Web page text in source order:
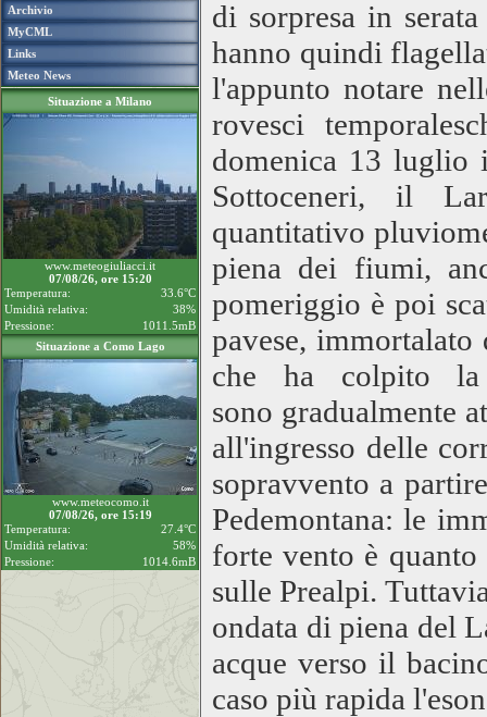
Archivio
MyCML
Links
Meteo News
Situazione a Milano
www.meteogiuliacci.it
07/08/26, ore 15:20
Temperatura:
33.6°C
Umidità relativa:
38%
Pressione:
1011.5mB
Situazione a Como Lago
www.meteocomo.it
07/08/26, ore 15:19
Temperatura:
27.4°C
Umidità relativa:
58%
Pressione:
1014.6mB
di sorpresa in
hanno quindi
l'appunto notare
rovesci
domenica 13 luglio
Sottoceneri, il
quantitativo
piena dei fiumi,
pomeriggio è poi
pavese,
che ha colpito
sono gradualmente
all'ingresso delle
sopravvento a
Pedemontana: le
forte vento è
sulle Prealpi.
ondata di piena del
acque verso il
caso più rapida